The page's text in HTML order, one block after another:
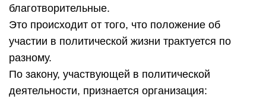
благотворительные.
Это происходит от того, что положение об
участии в политической жизни трактуется по
разному.
По закону, участвующей в политической
деятельности, признается организация: